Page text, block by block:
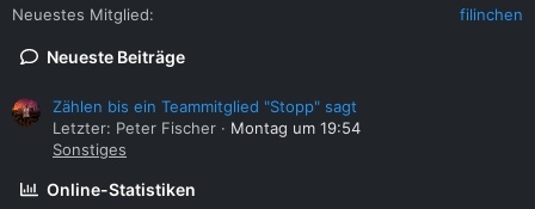
Neuestes Mitglied
filinchen
Neueste Beiträge
Zählen bis ein Teammitglied "Stopp" sagt
Letzter: Peter Fischer
Montag um 19:54
Sonstiges
Online-Statistiken